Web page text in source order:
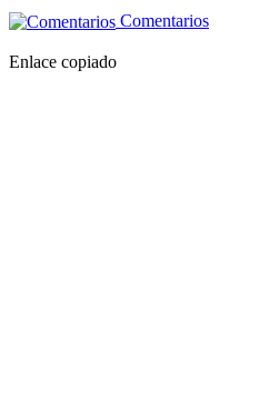
Comentarios
Enlace copiado